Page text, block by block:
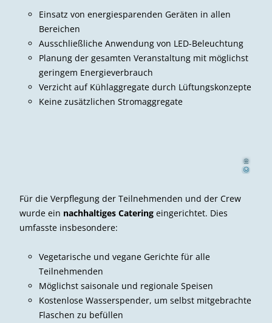
Einsatz von energiesparenden Geräten in allen
Bereichen
Ausschließliche Anwendung von LED-Beleuchtung
Planung der gesamten Veranstaltung mit möglichst
geringem Energieverbrauch
Verzicht auf Kühlaggregate durch Lüftungskonzepte
Keine zusätzlichen Stromaggregate
©
d Außerho
Für die Verpflegung der Teilnehmenden und der Crew
wurde ein nachhaltiges Catering eingerichtet. Dies
umfasste insbesondere:
Vegetarische und vegane Gerichte für alle
Teilnehmenden
Möglichst saisonale und regionale Speisen
Kostenlose Wasserspender, um selbst mitgebrachte
Flaschen zu befüllen